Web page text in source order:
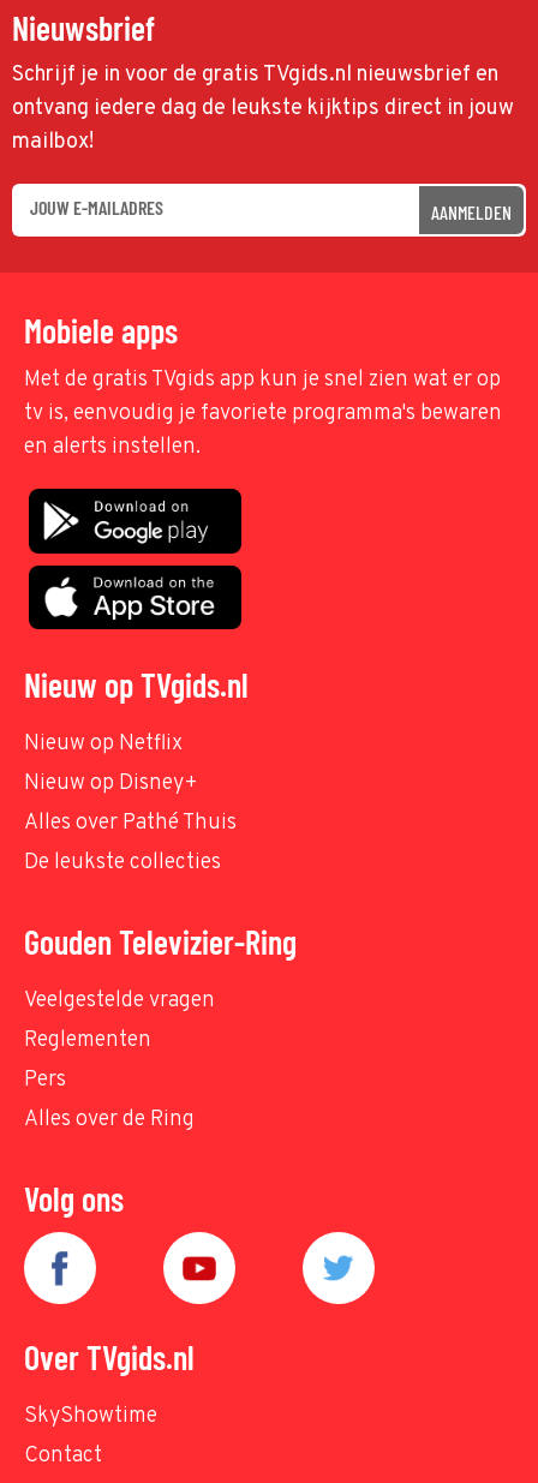
Nieuwsbrief
Schrijf je in voor de gratis TVgids.nl nieuwsbrief en
ontvang iedere dag de leukste kijktips direct in jouw
mailbox!
AANMELDEN
Mobiele apps
Met de gratis TVgids app kun je snel zien wat er op
tv is, eenvoudig je favoriete programma's bewaren
en alerts instellen.
Nieuw op TVgids.nl
Nieuw op Netflix
Nieuw op Disney+
Alles over Pathé Thuis
De leukste collecties
Gouden Televizier-Ring
Veelgestelde vragen
Reglementen
Pers
Alles over de Ring
Volg ons
Over TVgids.nl
SkyShowtime
Contact